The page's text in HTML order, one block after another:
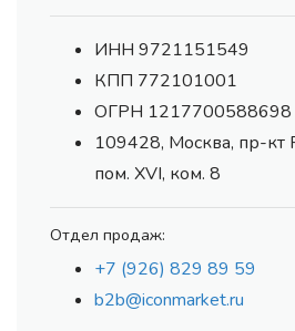
ИНН 9721151549
КПП 772101001
ОГРН 1217700588698
109428, Москва, пр-кт
пом. XVI, ком. 8
Отдел продаж:
+7 (926) 829 89 59
b2b@iconmarket.ru